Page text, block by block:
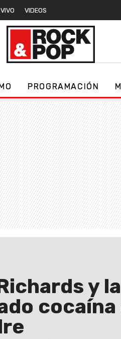
VIDEOS
PROGRAMACIÓN
y